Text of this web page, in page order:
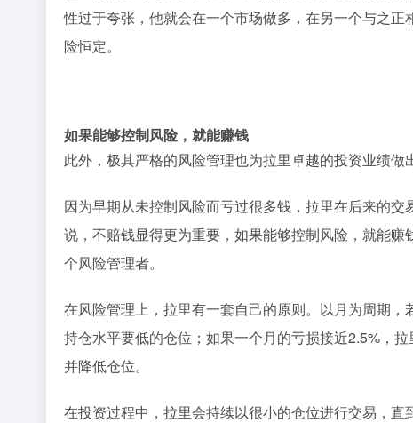
性过于夸张，他就会在一个市场做多，在另一个与之
险恒定。
如果能够控制风险，就能赚钱
此外，极其严格的风险管理也为拉里卓越的投资业绩做
因为早期从未控制风险而亏过很多钱，拉里在后来的
说，不赔钱显得更为重要，如果能够控制风险，就能
个风险管理者。
在风险管理上，拉里有一套自己的原则。以月为周期
持仓水平要低的仓位；如果一个月的亏损接近2.5%，
并降低仓位。
在投资过程中，拉里会持续以很小的仓位进行交易，